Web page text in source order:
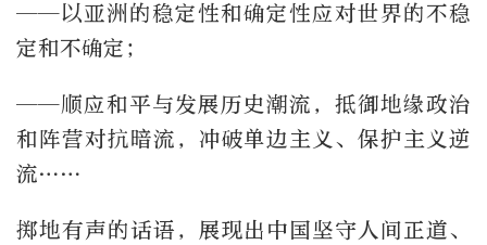
——以亚洲的稳定性和确定性应对世界的不稳
定和不确定；
——顺应和平与发展历史潮流，抵御地缘政治
和阵营对抗暗流，冲破单边主义、保护主义逆
流……
掷地有声的话语，展现出中国坚守人间正道、